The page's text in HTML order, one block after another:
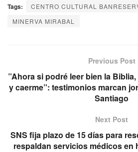
Tags:
CENTRO CULTURAL
MINERVA MIRABAL
Previous Post
”Ahora si podré leer bien la
y caerme”: testimonios marcan
Santiago
Next Post
SNS fija plazo de 15 días para
respaldan servicios médicos